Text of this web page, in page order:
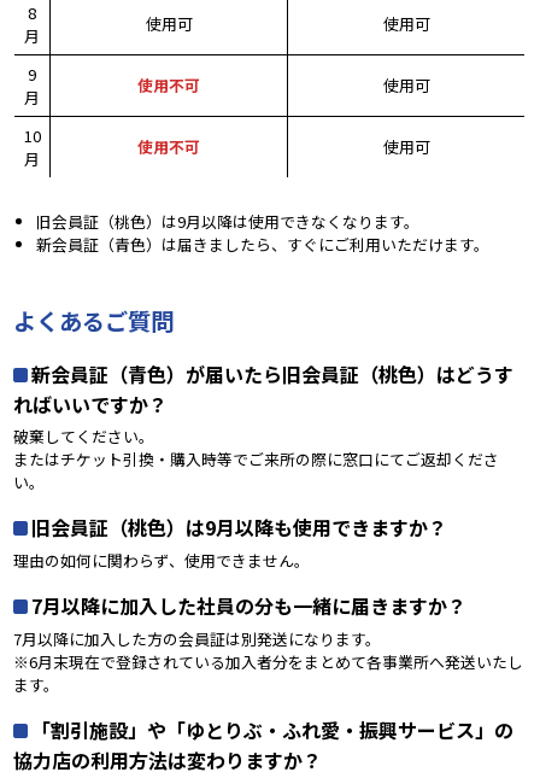
8
月
使用可 使用可
9
月
使用不可 使用可
10
月
使用不可 使用可
旧会員証（桃色）は9月以降は使用できなくなります。
新会員証（青色）は届きましたら、すぐにご利用いただけます。
よくあるご質問
新会員証（青色）が届いたら旧会員証（桃色）はどうす
ればいいですか？
破棄してください。
またはチケット引換・購入時等でご来所の際に窓口にてご返却くださ
い。
旧会員証（桃色）は9月以降も使用できますか？
理由の如何に関わらず、使用できません。
7月以降に加入した社員の分も一緒に届きますか？
7月以降に加入した方の会員証は別発送になります。
※6月末現在で登録されている加入者分をまとめて各事業所へ発送いたし
ます。
「割引施設」や「ゆとりぶ・ふれ愛・振興サービス」の
協力店の利用方法は変わりますか？